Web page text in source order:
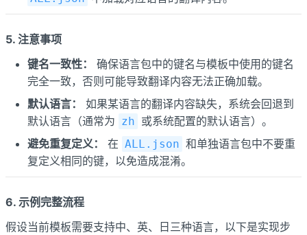
5. 注意事项
键名一致性：
确保语言包中的键名与模板中使用的键名
完全一致，否则可能导致翻译内容无法正确加载。
默认语言：
如果某语言的翻译内容缺失，系统会回退到
默认语言（通常为 zh 或系统配置的默认语言）。
避免重复定义：
在 ALL.json 和单独语言包中不要重
复定义相同的键，以免造成混淆。
6. 示例完整流程
假设当前模板需要支持中、英、日三种语言，以下是实现步